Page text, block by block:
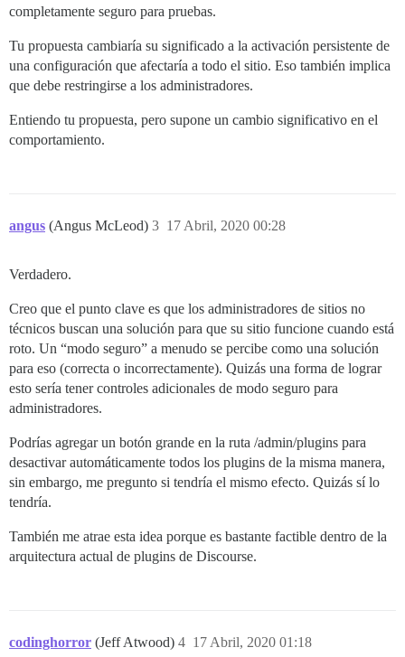
completamente seguro para pruebas.
Tu propuesta cambiaría su significado a la activación persistente de
una configuración que afectaría a todo el sitio. Eso también implica
que debe restringirse a los administradores.
Entiendo tu propuesta, pero supone un cambio significativo en el
comportamiento.
angus (Angus McLeod) 17 Abril, 2020 00:28
3
Verdadero.
Creo que el punto clave es que los administradores de sitios no
técnicos buscan una solución para que su sitio funcione cuando está
roto. Un “modo seguro” a menudo se percibe como una solución
para eso (correcta o incorrectamente). Quizás una forma de lograr
esto sería tener controles adicionales de modo seguro para
administradores.
Podrías agregar un botón grande en la ruta /admin/plugins para
desactivar automáticamente todos los plugins de la misma manera,
sin embargo, me pregunto si tendría el mismo efecto. Quizás sí lo
tendría.
También me atrae esta idea porque es bastante factible dentro de la
arquitectura actual de plugins de Discourse.
codinghorror (Jeff Atwood) 17 Abril, 2020 01:18
4